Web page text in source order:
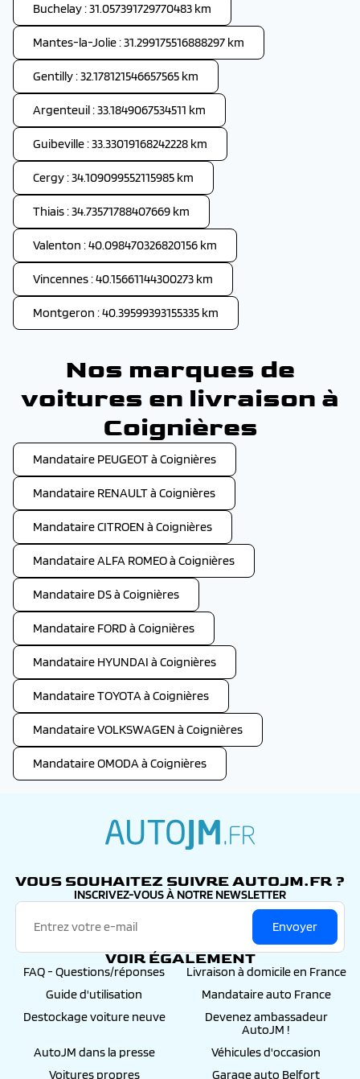
Buchelay : 31.057391729770483 km
Mantes-la-Jolie : 31.299175516888297 km
Gentilly : 32.178121546657565 km
Argenteuil : 33.1849067534511 km
Guibeville : 33.33019168242228 km
Cergy : 34.109099552115985 km
Thiais : 34.73571788407669 km
Valenton : 40.098470326820156 km
Vincennes : 40.15661144300273 km
Montgeron : 40.39599393155335 km
Nos marques de
voitures en livraison à
Coignières
Mandataire PEUGEOT à Coignières
Mandataire RENAULT à Coignières
Mandataire CITROEN à Coignières
Mandataire ALFA ROMEO à Coignières
Mandataire DS à Coignières
Mandataire FORD à Coignières
Mandataire HYUNDAI à Coignières
Mandataire TOYOTA à Coignières
Mandataire VOLKSWAGEN à Coignières
Mandataire OMODA à Coignières
VOUS SOUHAITEZ SUIVRE AUTOJM.FR ?
INSCRIVEZ-VOUS À NOTRE NEWSLETTER
Envoyer
VOIR ÉGALEMENT
FAQ - Questions/réponses
Livraison à domicile en France
Guide d'utilisation
Mandataire auto France
Destockage voiture neuve
Devenez ambassadeur
AutoJM !
AutoJM dans la presse
Véhicules d'occasion
Voitures propres
Garage auto Belfort